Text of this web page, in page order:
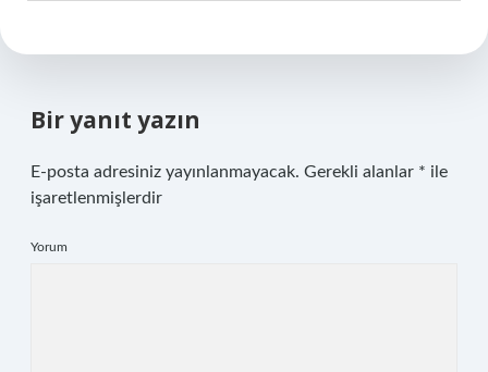
Bir yanıt yazın
E-posta adresiniz yayınlanmayacak. Gerekli alanlar * ile
işaretlenmişlerdir
Yorum